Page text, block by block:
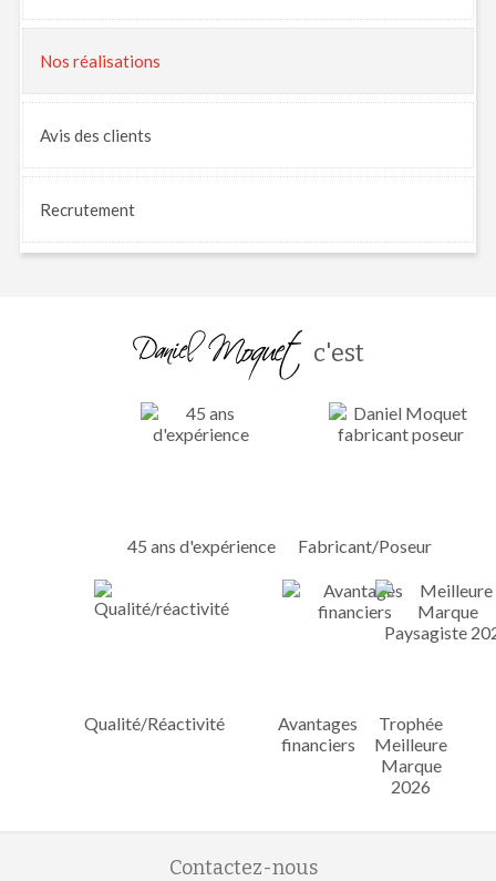
Nos réalisations
Avis des clients
Recrutement
c'est
45 ans d'expérience Fabricant/Poseur
Qualité/Réactivité
Avantages
financiers
Trophée
Meilleure
Marque
2026
Contactez-nous